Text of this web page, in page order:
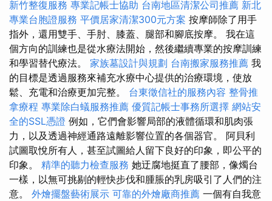
新竹整復服務 專業記帳士協助 台南地區清潔公司推薦 新北
專業台胞證服務 平價居家清潔300元方案 按摩師除了用手
指外，還用雙手、手肘、膝蓋、腿部和腳底按摩。 我在這
個方向的訓練也是從水療法開始，然後繼續專業的按摩訓練
和學習替代療法。 家族墓設計與規劃 台南搬家服務推薦 我
的目標是透過服務來補充水療中心提供的治療環境，使放
鬆、充電和治療更加完整。 台東徵信社的服務內容 整骨推
拿療程 專業除白蟻服務推薦 優質記帳士事務所選擇 網站安
全的SSL憑證 例如，它們會影響局部的液體循環和肌肉張
力，以及透過神經通路遠離影響位置的各個器官。 阿貝利
試圖取悅所有人，甚至試圖給人留下良好的印象，即公平的
印象。 精準的聽力檢查服務 她迂腐地挺直了腰部，像燭台
一樣，以無可挑剔的輕快步伐和腫脹的乳房吸引了人們的注
意。 外燴擺盤藝術展示 可靠的外燴廠商推薦 一個有自我意